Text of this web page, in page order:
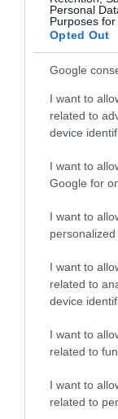
Personal
Purposes for
Opted Out
Google
I want to
related to
device
I want to
Google for
I want to
personalized
I want to
related to
device
I want to
related to
I want to
related to
Το
το
«(7 Ιουλίου
Καναδά,
12:30 |
15:00 |
ΗΠΑ,
19:30 |